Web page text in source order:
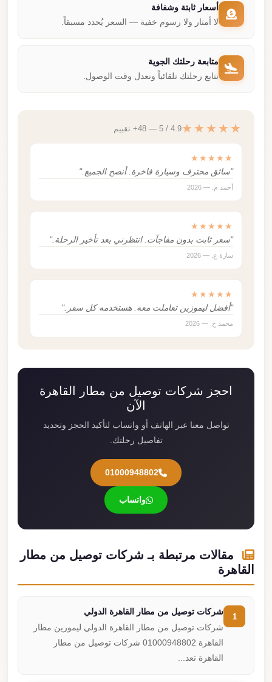
أسعار ثابتة وشفافة
لا أمتار ولا رسوم خفية — السعر يُحدد مسبقاً.
متابعة رحلتك الجوية
نتابع رحلتك تلقائياً ونعدل وقت الوصول.
★★★★★4.9 / 5 — 48+ تقييم
★★★★★
"سائق محترف وسيارة فاخرة. أنصح الجميع."
أحمد م. — 2026
★★★★★
"سعر ثابت بدون مفاجآت. انتظرني بعد تأخير الرحلة."
سارة ع. — 2026
★★★★★
"أفضل ليموزين تعاملت معه. هستخدمه كل سفر."
محمد خ. — 2026
احجز شركات توصيل من مطار القاهرة
الآن
تواصل معنا عبر الهاتف أو واتساب لتأكيد الحجز وتحديد
تفاصيل رحلتك.
01000948802
واتساب
مقالات مرتبطة بـ شركات توصيل من مطار
القاهرة
شركات توصيل من مطار القاهرة الدولي
شركات توصيل من مطار القاهرة الدولي ليموزين مطار
القاهرة 01000948802 شركات توصيل من مطار
القاهرة تعد...